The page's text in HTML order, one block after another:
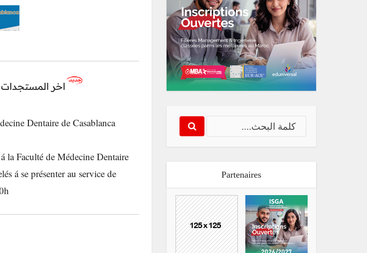
اخر المستجدات
Dentaire de Casablanca
la Faculté de Médecine Dentaire
á se présenter au service de
Partenaires